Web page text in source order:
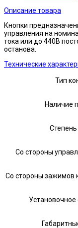
Описание товара
Кнопки
управления на
тока или до 440В
останова.
Технические
Тип
Наличие
Со стороны
Со стороны зажимов